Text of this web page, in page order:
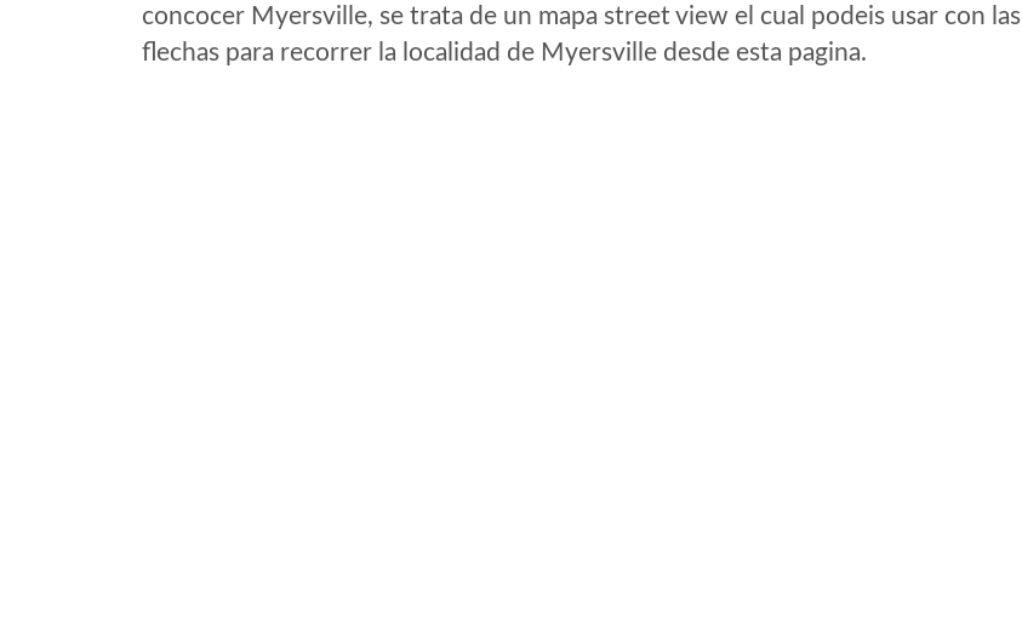
concocer Myersville, se trata de un mapa street view el cual podeis usar con las
flechas para recorrer la localidad de Myersville desde esta pagina.